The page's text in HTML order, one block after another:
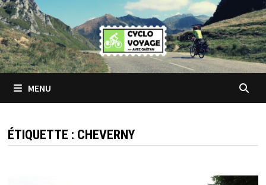
Passer
au
contenu
MENU
ÉTIQUETTE : CHEVERNY